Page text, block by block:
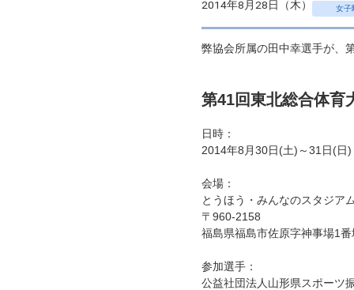
2014年8月28日（木） 女子
弊協会所属の田中幸選手が、
第41回東北総合体育
日時：
2014年8月30日(土)～31日(日)
会場：
とうほう・みんなのスタジア
〒960-2158
福島県福島市佐原字神事場1番
参加選手：
公益社団法人山形県スポーツ